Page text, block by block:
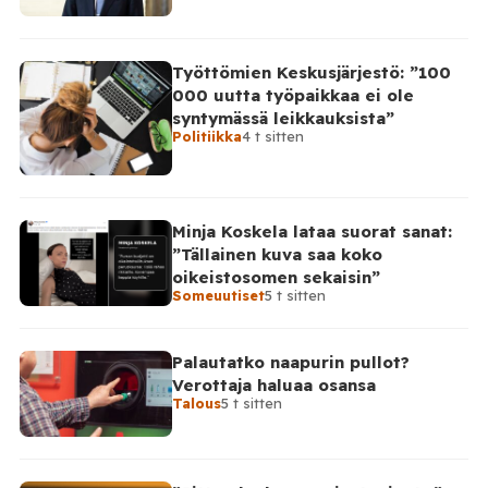
Työttömien Keskusjärjestö: ”100
000 uutta työpaikkaa ei ole
syntymässä leikkauksista”
Politiikka4 t sitten
Minja Koskela lataa suorat sanat:
”Tällainen kuva saa koko
oikeistosomen sekaisin”
Someuutiset5 t sitten
Palautatko naapurin pullot?
Verottaja haluaa osansa
Talous5 t sitten